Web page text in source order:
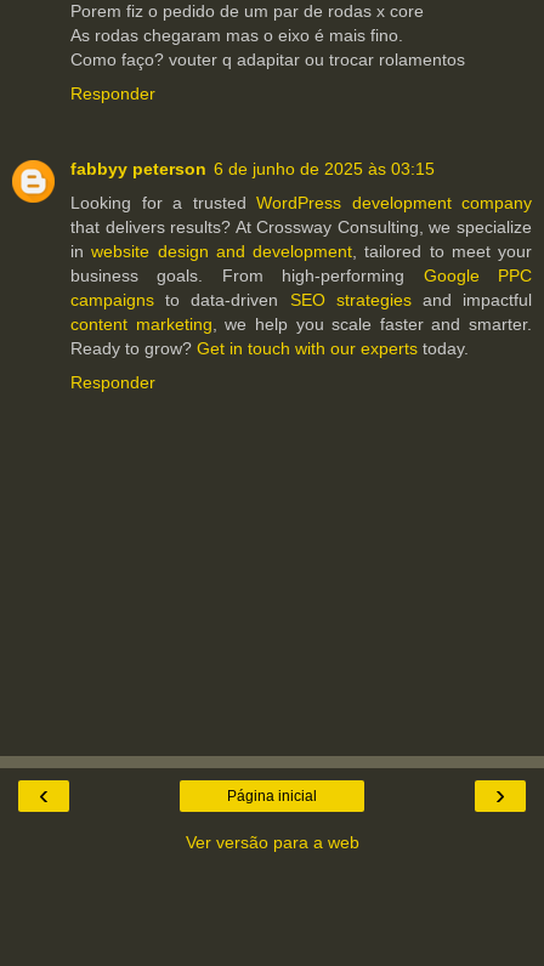
Porem fiz o pedido de um par de rodas x core
As rodas chegaram mas o eixo é mais fino.
Como faço? vouter q adapitar ou trocar rolamentos
Responder
fabbyy peterson 6 de junho de 2025 às 03:15
Looking for a trusted WordPress development company
that delivers results? At Crossway Consulting, we specialize
inwebsite design and development , tailored to meet your
business goals. From high-performing Google PPC
campaigns to data-driven SEO strategiesand impactful
content marketing , we help you scale faster and smarter.
Ready to grow? Get in touch with our experts today.
Responder
‹ ›
Página inicial
Ver versão para a web